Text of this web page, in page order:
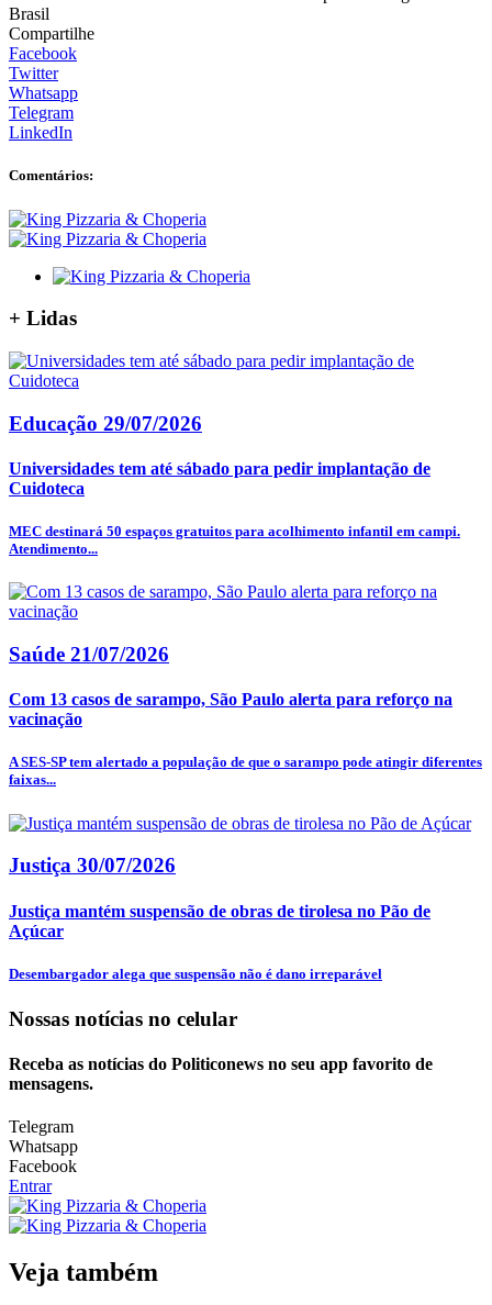
Brasil
Compartilhe
Facebook
Twitter
Whatsapp
Telegram
LinkedIn
Comentários:
+ Lidas
Educação 29/07/2026
Universidades tem até sábado para pedir implantação de
Cuidoteca
MEC destinará 50 espaços gratuitos para acolhimento infantil em campi.
Atendimento...
Saúde 21/07/2026
Com 13 casos de sarampo, São Paulo alerta para reforço na
vacinação
A SES-SP tem alertado a população de que o sarampo pode atingir diferentes
faixas...
Justiça 30/07/2026
Justiça mantém suspensão de obras de tirolesa no Pão de
Açúcar
Desembargador alega que suspensão não é dano irreparável
Nossas notícias no celular
Receba as notícias do Politiconews no seu app favorito de
mensagens.
Telegram
Whatsapp
Facebook
Entrar
Veja também